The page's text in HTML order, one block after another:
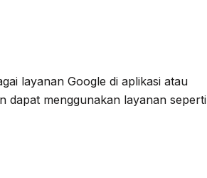
layanan Google di aplikasi atau
dapat menggunakan layanan seperti